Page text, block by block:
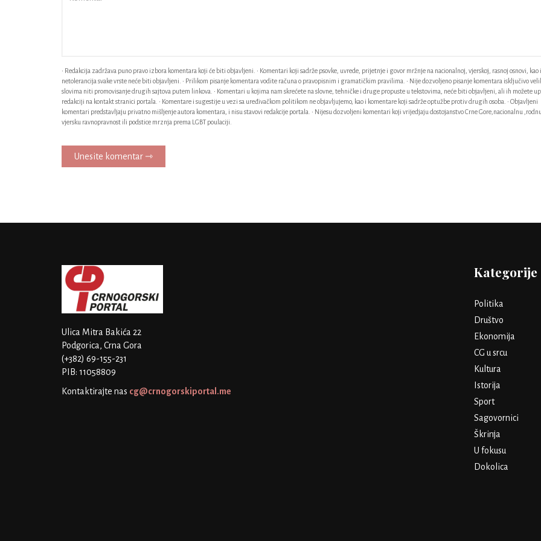
• Redakcija zadržava puno pravo izbora komentara koji će biti objavljeni. • Komentari koji sadrže psovke, uvrede, prijetnje i govor mržnje na nacionalnoj, vjerskoj, rasnoj osnovi, kao i
netolerancija svake vrste neće biti objavljeni. • Prilikom pisanje komentara vodite računa o pravopisnim i gramatičkim pravilima. • Nije dozvoljeno pisanje komentara isključivo
slovima niti promovisanje drugih sajtova putem linkova. • Komentari u kojima nam skrećete na slovne, tehničke i druge propuste u tekstovima, neće biti objavljeni, ali ih možete
redakciji na kontakt stranici portala. • Komentare i sugestije u vezi sa uređivačkom politikom ne objavljujemo, kao i komentare koji sadrže optužbe protiv drugih osoba. • Objavljeni
komentari predstavljaju privatno mišljenje autora komentara, i nisu stavovi redakcije portala. • Nijesu dozvoljeni komentari koji vrijedjaju dostojanstvo Crne Gore,nacionalnu
vjersku ravnopravnost ili podstice mrznja prema LGBT poulaciji.
Unesite komentar ⇾
Ulica Mitra Bakića 22
Podgorica, Crna Gora
(+382) 69-155-231
PIB: 11058809
Kontaktirajte nas cg@crnogorskiportal.me
Kategorije
Politika
Društvo
Ekonomija
CG u srcu
Kultura
Istorija
Sport
Sagovornici
Škrinja
U fokusu
Dokolica